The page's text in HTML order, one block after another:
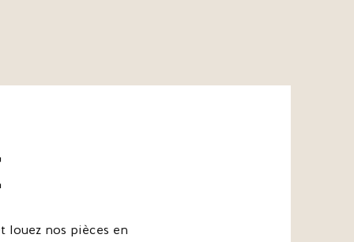
louez nos pièces en